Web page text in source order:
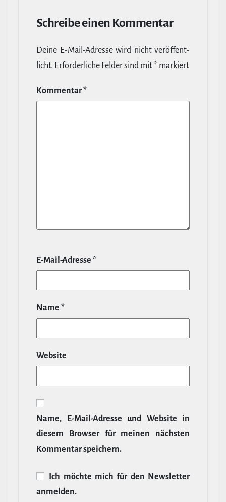
Schreibe einen Kommentar
Deine E‑Mail-​Adresse wird nicht ver­öf­fent­
licht. Erfor­der­liche Felder sind mit* markiert
Kommentar*
E‑Mail-​Adresse *
Name *
Website
Name, E‑Mail-​Adresse und Website in
diesem Browser für meinen nächsten
Kommentar speichern.
Ich möchte mich für den News­letter
anmelden.